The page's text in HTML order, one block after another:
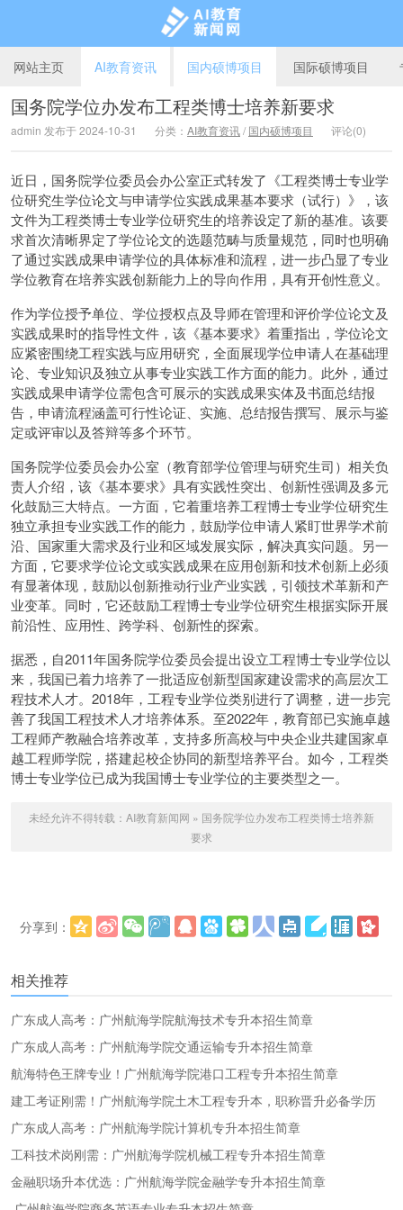
AI教育新闻网
网站主页 AI教育资讯 国内硕博项目 国际硕博项目
国务院学位办发布工程类博士培养新要求
admin 发布于 2024-10-31 分类： AI教育资讯/ 国内硕博项目 评论(0)
近日，国务院学位委员会办公室正式转发了《工程类博士专业学
位研究生学位论文与申请学位实践成果基本要求（试行）》，该
文件为工程类博士专业学位研究生的培养设定了新的基准。该要
求首次清晰界定了学位论文的选题范畴与质量规范，同时也明确
了通过实践成果申请学位的具体标准和流程，进一步凸显了专业
学位教育在培养实践创新能力上的导向作用，具有开创性意义。
作为学位授予单位、学位授权点及导师在管理和评价学位论文及
实践成果时的指导性文件，该《基本要求》着重指出，学位论文
应紧密围绕工程实践与应用研究，全面展现学位申请人在基础理
论、专业知识及独立从事专业实践工作方面的能力。此外，通过
实践成果申请学位需包含可展示的实践成果实体及书面总结报
告，申请流程涵盖可行性论证、实施、总结报告撰写、展示与鉴
定或评审以及答辩等多个环节。
国务院学位委员会办公室（教育部学位管理与研究生司）相关负
责人介绍，该《基本要求》具有实践性突出、创新性强调及多元
化鼓励三大特点。一方面，它着重培养工程博士专业学位研究生
独立承担专业实践工作的能力，鼓励学位申请人紧盯世界学术前
沿、国家重大需求及行业和区域发展实际，解决真实问题。另一
方面，它要求学位论文或实践成果在应用创新和技术创新上必须
有显著体现，鼓励以创新推动行业产业实践，引领技术革新和产
业变革。同时，它还鼓励工程博士专业学位研究生根据实际开展
前沿性、应用性、跨学科、创新性的探索。
据悉，自2011年国务院学位委员会提出设立工程博士专业学位以
来，我国已着力培养了一批适应创新型国家建设需求的高层次工
程技术人才。2018年，工程专业学位类别进行了调整，进一步完
善了我国工程技术人才培养体系。至2022年，教育部已实施卓越
工程师产教融合培养改革，支持多所高校与中央企业共建国家卓
越工程师学院，搭建起校企协同的新型培养平台。如今，工程类
博士专业学位已成为我国博士专业学位的主要类型之一。
未经允许不得转载： AI教育新闻网 » 国务院学位办发布工程类博士培养新
要求
分享到：
相关推荐
广东成人高考：广州航海学院航海技术专升本招生简章
广东成人高考：广州航海学院交通运输专升本招生简章
航海特色王牌专业！广州航海学院港口工程专升本招生简章
建工考证刚需！广州航海学院土木工程专升本，职称晋升必备学历
广东成人高考：广州航海学院计算机专升本招生简章
工科技术岗刚需：广州航海学院机械工程专升本招生简章
金融职场升本优选：广州航海学院金融学专升本招生简章